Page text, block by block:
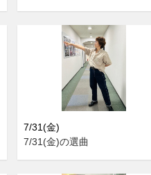
7/31(金)
7/31(金)の選曲